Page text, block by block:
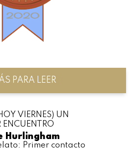
PARA LEER
VIERNES) UN
ENCUENTRO
Hurlingham
Primer contacto